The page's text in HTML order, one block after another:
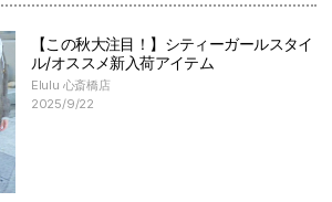
【この秋大注目！】シティーガールスタイ
ル/オススメ新入荷アイテム
Elulu 心斎橋店
2025/9/22